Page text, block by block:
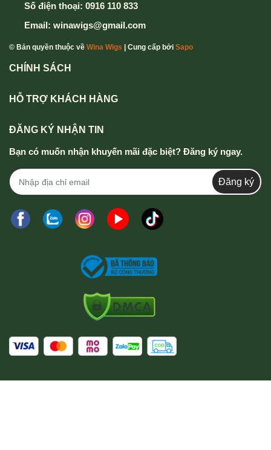
Số điện thoại: 0916 110 833
Email: winawigs@gmail.com
© Bản quyền thuộc về Wina Wigs | Cung cấp bởi Sapo
CHÍNH SÁCH
HỖ TRỢ KHÁCH HÀNG
ĐĂNG KÝ NHẬN TIN
Bạn có muốn nhận khuyến mãi đặc biệt? Đăng ký ngay.
Đăng ký